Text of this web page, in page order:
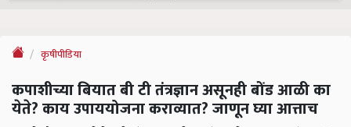
कृषीपीडिया
कपाशीच्या बियात बी टी तंत्रज्ञान असूनही बोंड आळी का
येते? काय उपाययोजना कराव्यात? जाणून घ्या आत्ताच